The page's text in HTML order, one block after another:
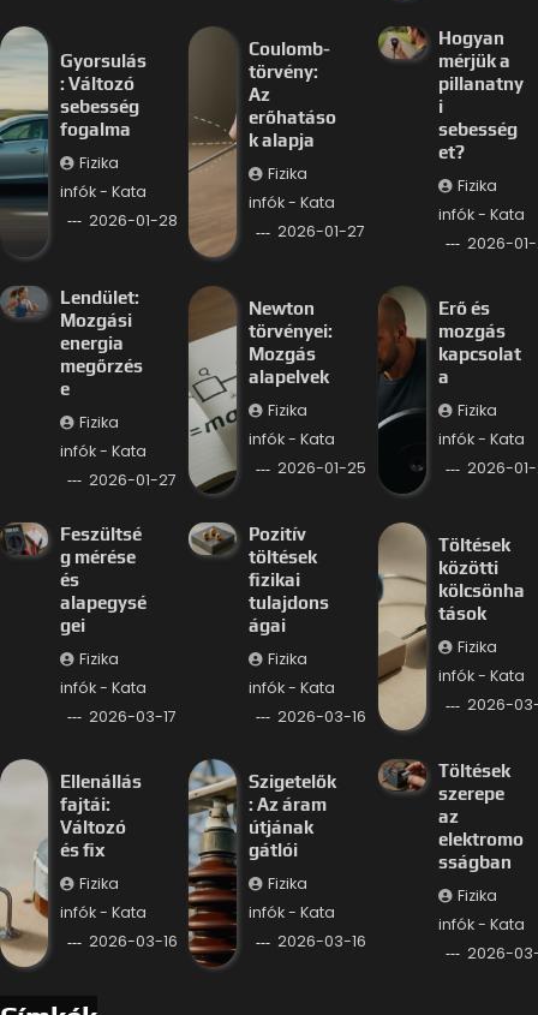
Gyorsulás
: Változó
sebesség
fogalma
Fizika
infók - Kata
2026-01-28
Coulomb-
törvény:
Az
erőhatáso
k alapja
Fizika
infók - Kata
2026-01-27
Hogyan
mérjük a
pillanatny
i
sebesség
et?
Fizika
infók - Kata
2026-
Lendület:
Mozgási
energia
megőrzés
e
Fizika
infók - Kata
2026-01-27
Newton
törvényei:
Mozgás
alapelvek
Fizika
infók - Kata
2026-01-25
Erő és
mozgás
kapcsolat
a
Fizika
infók - Kata
2026-
Feszültsé
g mérése
és
alapegysé
gei
Fizika
infók - Kata
2026-03-17
Pozitív
töltések
fizikai
tulajdons
ágai
Fizika
infók - Kata
2026-03-16
Töltések
közötti
kölcsönha
tások
Fizika
infók - Kata
2026-
Ellenállás
fajtái:
Változó
és fix
Fizika
infók - Kata
2026-03-16
Szigetelők
: Az áram
útjának
gátlói
Fizika
infók - Kata
2026-03-16
Töltések
szerepe
az
elektromo
sságban
Fizika
infók - Kata
2026-